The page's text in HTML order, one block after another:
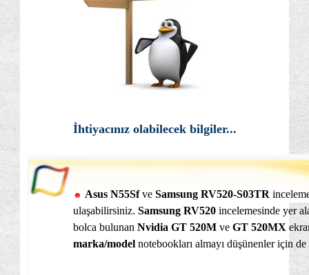
İhtiyacınız olabilecek bilgiler...
☻ Asus N55Sfve Samsung RV520-S03TR
ulaşabilirsiniz. Samsung RV520 incelemesinde yer
bolca bulunan Nvidia GT 520M ve GT 520MX
marka/model notebookları almayı düşünenler için de